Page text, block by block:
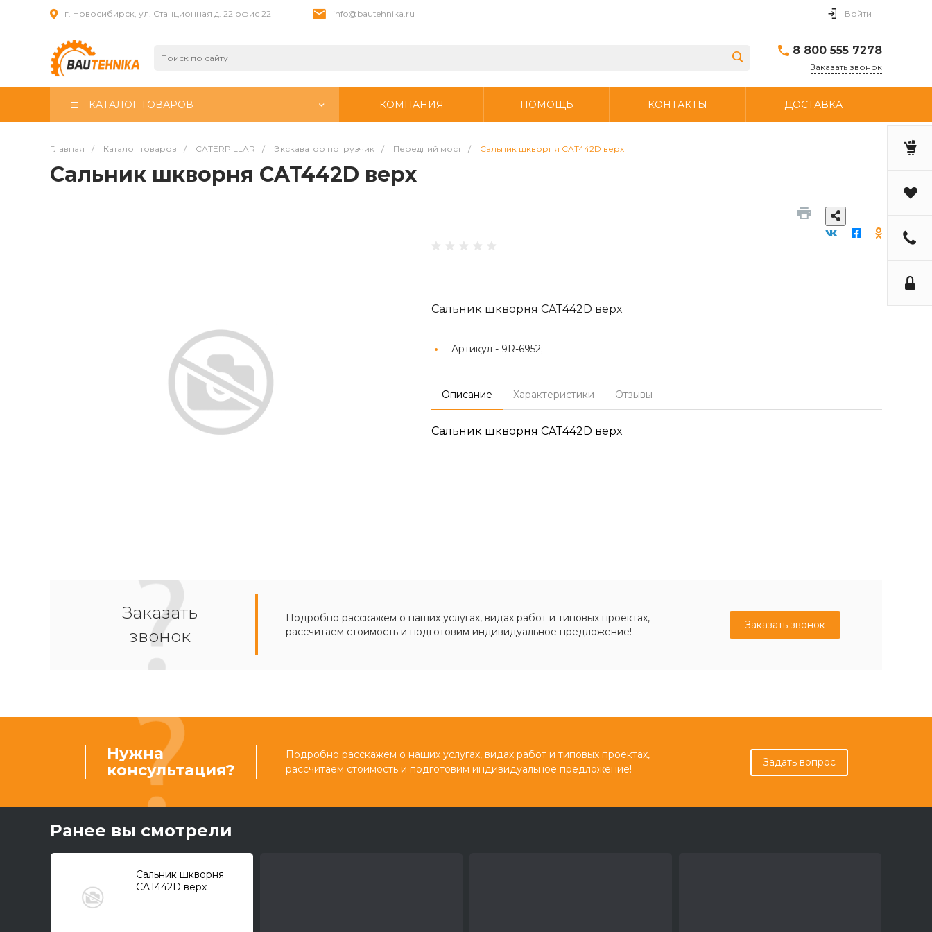
г. Новосибирск, ул. Станционная д. 22 офис 22 info@bautehnika.ru Войти
8 800 555 7278
Заказать звонок
КАТАЛОГ ТОВАРОВ КОМПАНИЯ ПОМОЩЬ КОНТАКТЫ ДОСТАВКА
Главная / Каталог товаров / CATERPILLAR / Экскаватор погрузчик / Передний мост / Сальник шкворня CAT442D верх
Сальник шкворня CAT442D верх
Сальник шкворня CAT442D верх
Артикул - 9R-6952;
Описание Характеристики Отзывы
Сальник шкворня CAT442D верх
Заказать
звонок
Подробно расскажем о наших услугах, видах работ и типовых проектах,
рассчитаем стоимость и подготовим индивидуальное предложение!
Заказать звонок
Нужна
консультация?
Подробно расскажем о наших услугах, видах работ и типовых проектах,
рассчитаем стоимость и подготовим индивидуальное предложение!
Задать вопрос
Ранее вы смотрели
Сальник шкворня
CAT442D верх